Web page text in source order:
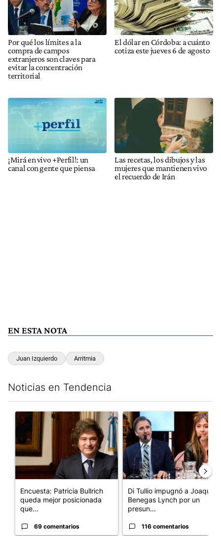
Por qué los límites a la
compra de campos
extranjeros son claves para
evitar la concentración
territorial
El dólar en Córdoba: a cuánto
cotiza este jueves 6 de agosto
¡Mirá en vivo +Perfil!: un
canal con gente que piensa
Las recetas, los dibujos y las
mujeres que mantienen vivo
el recuerdo de Irán
EN ESTA NOTA
Juan Izquierdo Arritmia
Noticias en Tendencia
Un artículo de tendencia con el título "Encuesta: Patricia
Encuesta: Patricia Bullrich
queda mejor posicionada
que...
69 comentarios
Un artículo de tendencia con
Di Tullio impugnó a Joaquín
Benegas Lynch por un
presun...
116 comentarios